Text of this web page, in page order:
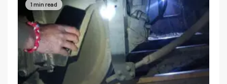
1 min read